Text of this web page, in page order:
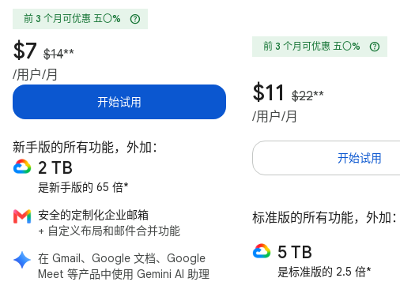
前 3 个月可优惠 五〇% help
$7 $14**
/用户/月
开始试用
新手版的所有功能，外加：
2 TB
是新手版的 65 倍*
安全的定制化企业邮箱
+ 自定义布局和邮件合并功能
在 Gmail、Google 文档、Google
Meet 等产品中使用 Gemini AI 助理
前 3 个月可优惠 五〇% help
$11 $22**
/用户/月
开始试用
标准版的所有功能，外加：
5 TB
是标准版的 2.5 倍*